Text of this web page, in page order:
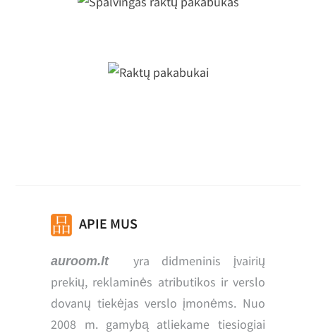
APIE MUS
auroom.ltyra didmeninis įvairių
prekių, reklaminės atributikos ir verslo
dovanų tiekėjas verslo įmonėms. Nuo
2008 m. gamybą atliekame tiesiogiai